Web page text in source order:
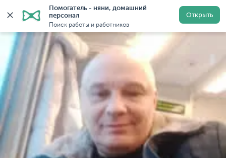
Помогатель - няни, домашний
персонал
Поиск работы и работников
Открыть
Главная Помощники по хозяйству Помощник по